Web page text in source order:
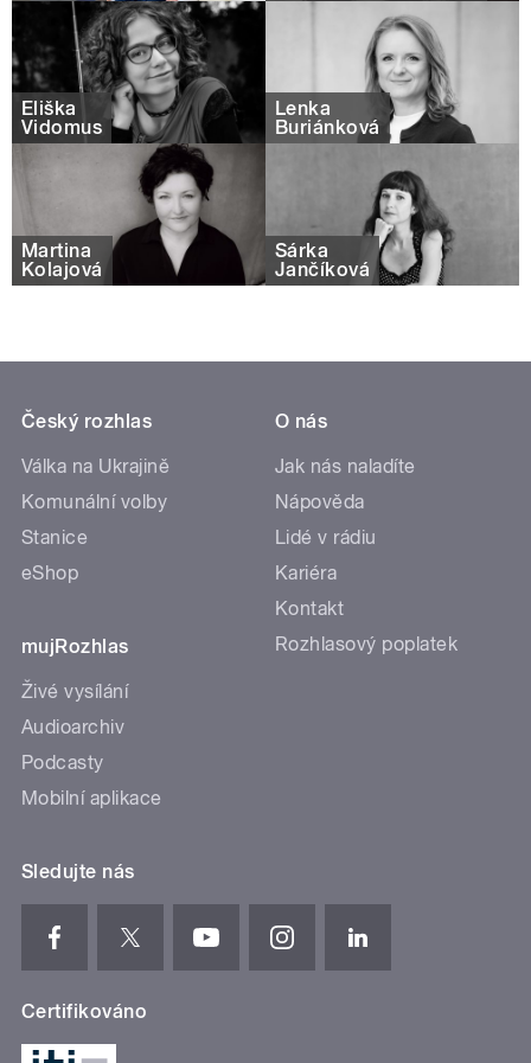
Eliška
Vidomus
Lenka
Buriánková
Martina
Kolajová
Šárka
Jančíková
Český rozhlas
Válka na Ukrajině
Komunální volby
Stanice
eShop
mujRozhlas
Živé vysílání
Audioarchiv
Podcasty
Mobilní aplikace
O nás
Jak nás naladíte
Nápověda
Lidé v rádiu
Kariéra
Kontakt
Rozhlasový poplatek
Sledujte nás
Certifikováno